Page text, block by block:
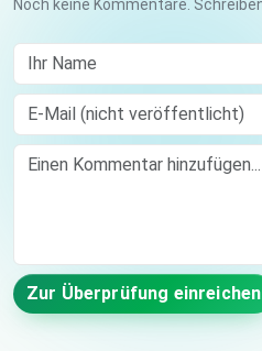
Noch keine Kommentare.
Ihr Name
E-Mail (nicht veröffentlicht)
Comment
Zur Überprüfung einreichen